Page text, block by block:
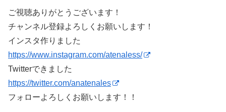
ご視聴ありがとうございます！
チャンネル登録よろしくお願いします！
インスタ作りました
https://www.instagram.com/atenaless/
Twitterできました
https://twitter.com/anatenales
フォローよろしくお願いします！！